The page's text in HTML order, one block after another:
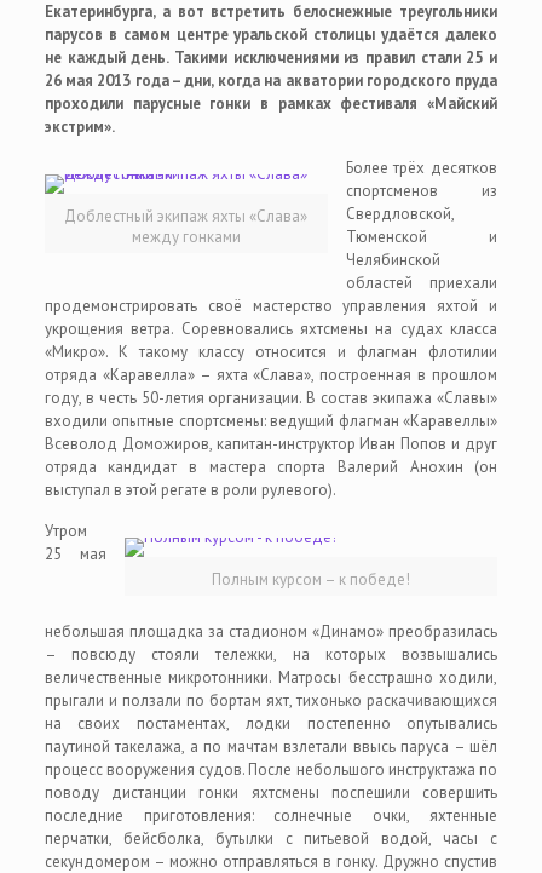
Екатеринбурга, а вот встретить белоснежные треугольники
парусов в самом центре уральской столицы удаётся далеко
не каждый день. Такими исключениями из правил стали 25 и
26 мая 2013 года – дни, когда на акватории городского пруда
проходили парусные гонки в рамках фестиваля «Майский
экстрим».
Доблестный экипаж яхты «Слава»
между гонками
Более трёх десятков
спортсменов из
Свердловской,
Тюменской и
Челябинской
областей приехали
продемонстрировать своё мастерство управления яхтой и
укрощения ветра. Соревновались яхтсмены на судах класса
«Микро». К такому классу относится и флагман флотилии
отряда «Каравелла» – яхта «Слава», построенная в прошлом
году, в честь 50-летия организации. В состав экипажа «Славы»
входили опытные спортсмены: ведущий флагман «Каравеллы»
Всеволод Доможиров, капитан-инструктор Иван Попов и друг
отряда кандидат в мастера спорта Валерий Анохин (он
выступал в этой регате в роли рулевого).
Полным курсом – к победе!
Утром
25 мая
небольшая площадка за стадионом «Динамо» преобразилась
– повсюду стояли тележки, на которых возвышались
величественные микротонники. Матросы бесстрашно ходили,
прыгали и ползали по бортам яхт, тихонько раскачивающихся
на своих постаментах, лодки постепенно опутывались
паутиной такелажа, а по мачтам взлетали ввысь паруса – шёл
процесс вооружения судов. После небольшого инструктажа по
поводу дистанции гонки яхтсмены поспешили совершить
последние приготовления: солнечные очки, яхтенные
перчатки, бейсболка, бутылки с питьевой водой, часы с
секундомером – можно отправляться в гонку. Дружно спустив